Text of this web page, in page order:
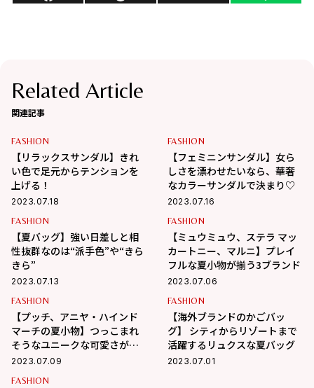
Related Article
関連記事
FASHION
【リラックスサンダル】きれ
い色で足元からテンションを
上げる！
2023.07.18
FASHION
【フェミニンサンダル】女ら
しさを漂わせたいなら、華奢
なカラーサンダルで決まり♡
2023.07.16
FASHION
【夏バッグ】強い日差しと相
性抜群なのは“派手色”や“きら
きら”
2023.07.13
FASHION
【ミュウミュウ、ステラ マッ
カートニー、マルニ】プレイ
フルな夏小物が揃う3ブランド
2023.07.06
FASHION
【プッチ、アニヤ・ハインド
マーチの夏小物】つっこまれ
そうなユニークな可愛さがた
まらない♡
2023.07.09
FASHION
【海外ブランドのかごバッ
グ】 シティからリゾートまで
活躍するリュクスな夏バッグ
2023.07.01
FASHION